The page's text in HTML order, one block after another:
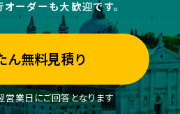
ーダーも大歓迎です。
ん無料見積り
営業日にご回答となります